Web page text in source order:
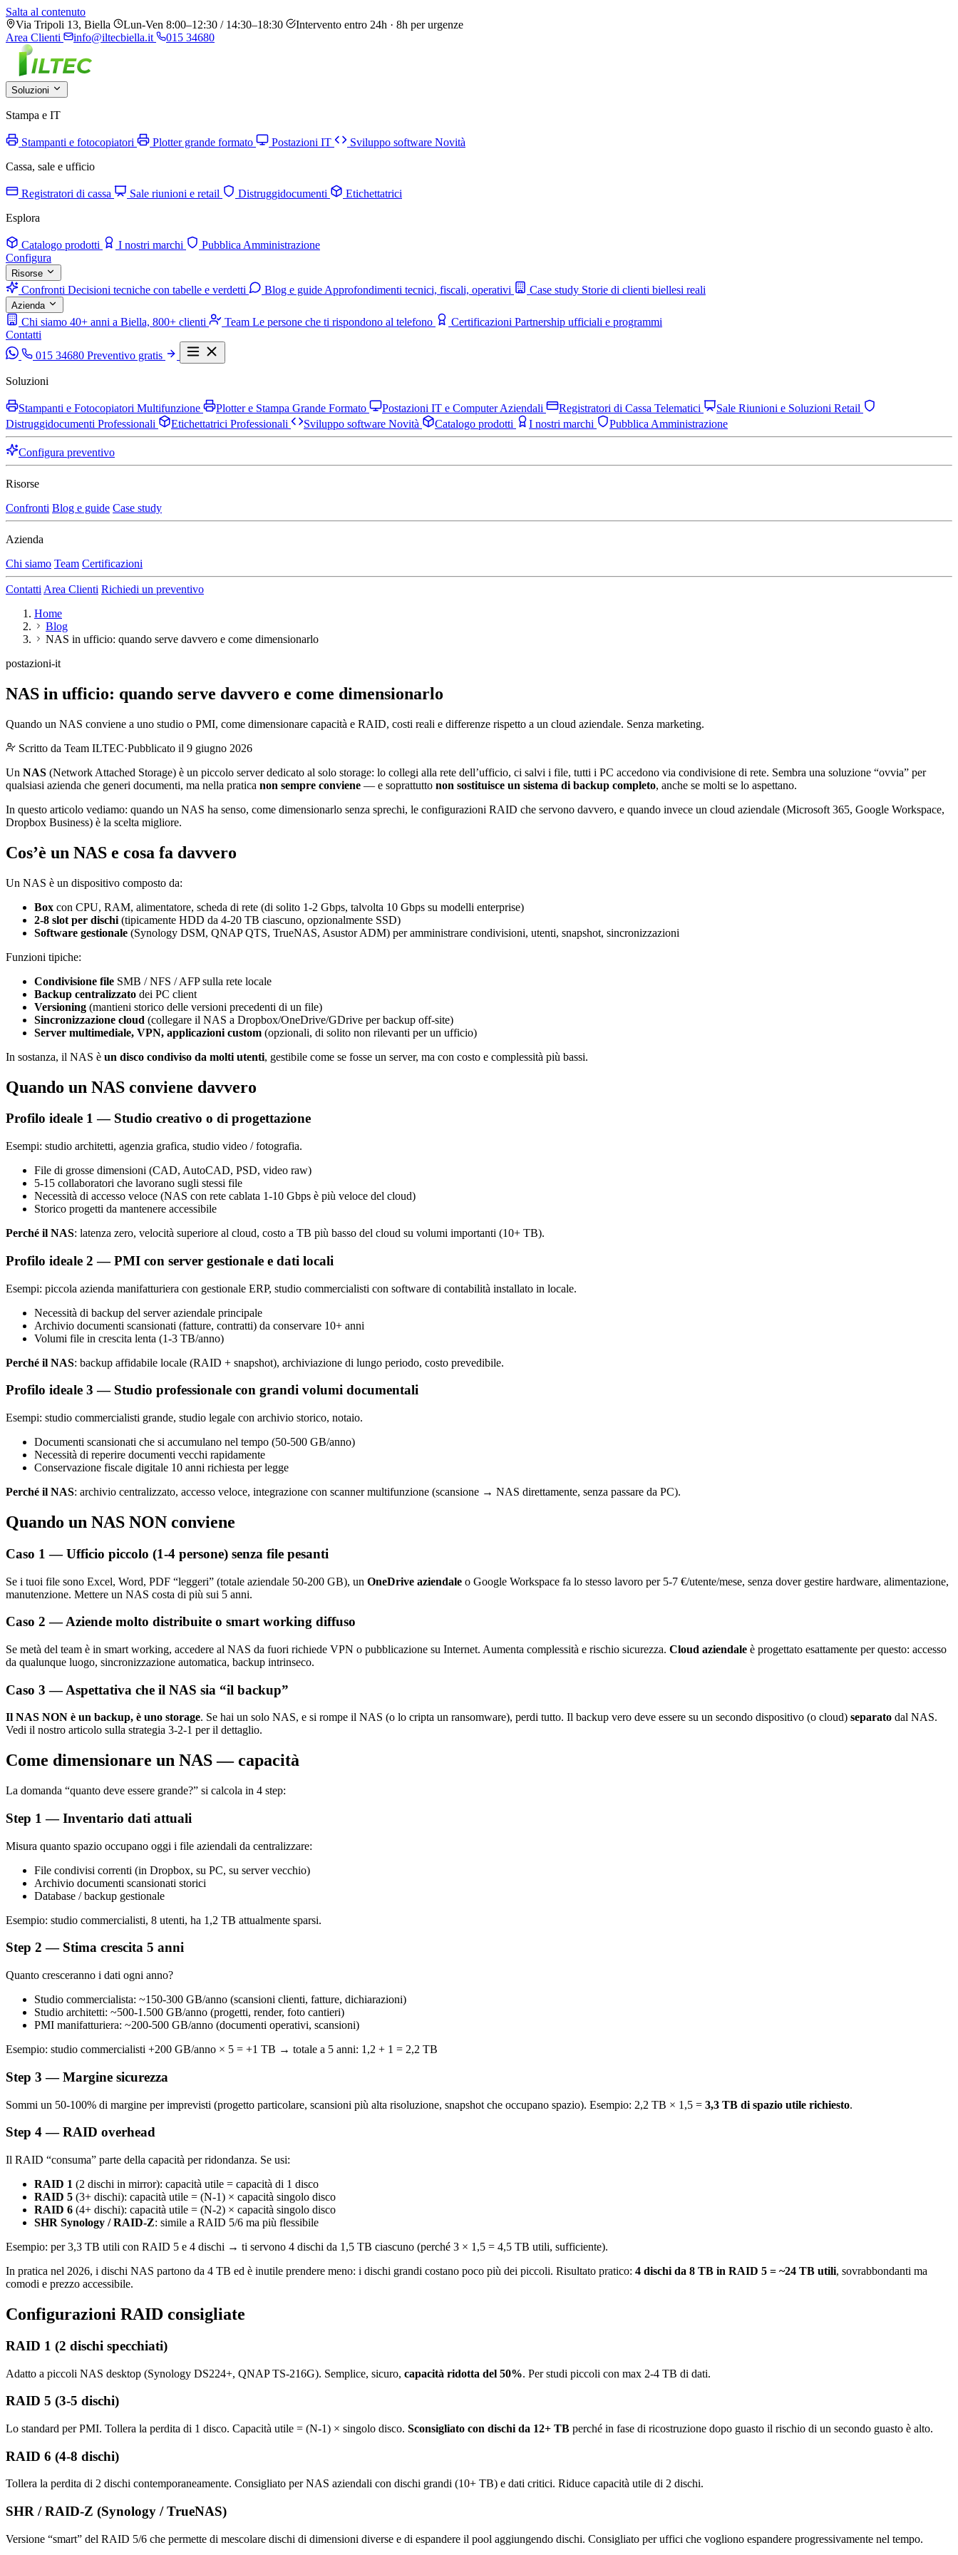
Salta al contenuto
Via Tripoli 13, Biella
Lun-Ven 8:00–12:30 / 14:30–18:30
Intervento entro 24h · 8h per urgenze
Area Clienti
info@iltecbiella.it 015 34680
Soluzioni
Stampa e IT
Stampanti e fotocopiatori Plotter grande formato Postazioni IT Sviluppo software Novità
Cassa, sale e ufficio
Registratori di cassa Sale riunioni e retail Distruggidocumenti
Etichettatrici
Esplora
Catalogo prodotti I nostri marchi
Pubblica Amministrazione
Configura
Risorse
Confronti Decisioni tecniche con tabelle e verdetti Blog e guide Approfondimenti tecnici, fiscali, operativi Case study Storie di clienti biellesi reali
Azienda
Chi siamo 40+ anni a Biella, 800+ clienti Team Le persone che ti rispondono al telefono Certificazioni Partnership ufficiali e programmi
Contatti
015 34680 Preventivo gratis
Soluzioni
Stampanti e Fotocopiatori Multifunzione Plotter e Stampa Grande Formato Postazioni IT e Computer Aziendali Registratori di Cassa Telematici
Sale Riunioni e Soluzioni Retail
Distruggidocumenti Professionali
Etichettatrici Professionali Sviluppo software Novità Catalogo prodotti I nostri marchi Pubblica Amministrazione
Configura preventivo
Risorse
Confronti Blog e guide Case study
Azienda
Chi siamo Team Certificazioni
Contatti Area Clienti Richiedi un preventivo
Home
Blog
NAS in ufficio: quando serve davvero e come dimensionarlo
postazioni-it
NAS in ufficio: quando serve davvero e come dimensionarlo
Quando un NAS conviene a uno studio o PMI, come dimensionare capacità e RAID, costi reali e differenze rispetto a un cloud aziendale. Senza marketing.
Scritto da Team ILTEC·Pubblicato il 9 giugno 2026
Un NAS (Network Attached Storage) è un piccolo server dedicato al solo storage: lo collegi alla rete dell’ufficio, ci salvi i file, tutti i PC accedono via condivisione di rete. Sembra una soluzione “ovvia” per
qualsiasi azienda che generi documenti, ma nella pratica non sempre conviene — e soprattutto non sostituisce un sistema di backup completo, anche se molti se lo aspettano.
In questo articolo vediamo: quando un NAS ha senso, come dimensionarlo senza sprechi, le configurazioni RAID che servono davvero, e quando invece un cloud aziendale (Microsoft 365, Google Workspace,
Dropbox Business) è la scelta migliore.
Cos’è un NAS e cosa fa davvero
Un NAS è un dispositivo composto da:
Box con CPU, RAM, alimentatore, scheda di rete (di solito 1-2 Gbps, talvolta 10 Gbps su modelli enterprise)
2-8 slot per dischi (tipicamente HDD da 4-20 TB ciascuno, opzionalmente SSD)
Software gestionale (Synology DSM, QNAP QTS, TrueNAS, Asustor ADM) per amministrare condivisioni, utenti, snapshot, sincronizzazioni
Funzioni tipiche:
Condivisione file SMB / NFS / AFP sulla rete locale
Backup centralizzato dei PC client
Versioning (mantieni storico delle versioni precedenti di un file)
Sincronizzazione cloud (collegare il NAS a Dropbox/OneDrive/GDrive per backup off-site)
Server multimediale, VPN, applicazioni custom (opzionali, di solito non rilevanti per un ufficio)
In sostanza, il NAS è un disco condiviso da molti utenti, gestibile come se fosse un server, ma con costo e complessità più bassi.
Quando un NAS conviene davvero
Profilo ideale 1 — Studio creativo o di progettazione
Esempi: studio architetti, agenzia grafica, studio video / fotografia.
File di grosse dimensioni (CAD, AutoCAD, PSD, video raw)
5-15 collaboratori che lavorano sugli stessi file
Necessità di accesso veloce (NAS con rete cablata 1-10 Gbps è più veloce del cloud)
Storico progetti da mantenere accessibile
Perché il NAS: latenza zero, velocità superiore al cloud, costo a TB più basso del cloud su volumi importanti (10+ TB).
Profilo ideale 2 — PMI con server gestionale e dati locali
Esempi: piccola azienda manifatturiera con gestionale ERP, studio commercialisti con software di contabilità installato in locale.
Necessità di backup del server aziendale principale
Archivio documenti scansionati (fatture, contratti) da conservare 10+ anni
Volumi file in crescita lenta (1-3 TB/anno)
Perché il NAS: backup affidabile locale (RAID + snapshot), archiviazione di lungo periodo, costo prevedibile.
Profilo ideale 3 — Studio professionale con grandi volumi documentali
Esempi: studio commercialisti grande, studio legale con archivio storico, notaio.
Documenti scansionati che si accumulano nel tempo (50-500 GB/anno)
Necessità di reperire documenti vecchi rapidamente
Conservazione fiscale digitale 10 anni richiesta per legge
Perché il NAS: archivio centralizzato, accesso veloce, integrazione con scanner multifunzione (scansione → NAS direttamente, senza passare da PC).
Quando un NAS NON conviene
Caso 1 — Ufficio piccolo (1-4 persone) senza file pesanti
Se i tuoi file sono Excel, Word, PDF “leggeri” (totale aziendale 50-200 GB), un OneDrive aziendale o Google Workspace fa lo stesso lavoro per 5-7 €/utente/mese, senza dover gestire hardware, alimentazione,
manutenzione. Mettere un NAS costa di più sui 5 anni.
Caso 2 — Aziende molto distribuite o smart working diffuso
Se metà del team è in smart working, accedere al NAS da fuori richiede VPN o pubblicazione su Internet. Aumenta complessità e rischio sicurezza. Cloud aziendale è progettato esattamente per questo: accesso
da qualunque luogo, sincronizzazione automatica, backup intrinseco.
Caso 3 — Aspettativa che il NAS sia “il backup”
Il NAS NON è un backup, è uno storage. Se hai un solo NAS, e si rompe il NAS (o lo cripta un ransomware), perdi tutto. Il backup vero deve essere su un secondo dispositivo (o cloud) separato dal NAS.
Vedi il nostro articolo sulla strategia 3-2-1 per il dettaglio.
Come dimensionare un NAS — capacità
La domanda “quanto deve essere grande?” si calcola in 4 step:
Step 1 — Inventario dati attuali
Misura quanto spazio occupano oggi i file aziendali da centralizzare:
File condivisi correnti (in Dropbox, su PC, su server vecchio)
Archivio documenti scansionati storici
Database / backup gestionale
Esempio: studio commercialisti, 8 utenti, ha 1,2 TB attualmente sparsi.
Step 2 — Stima crescita 5 anni
Quanto cresceranno i dati ogni anno?
Studio commercialista: ~150-300 GB/anno (scansioni clienti, fatture, dichiarazioni)
Studio architetti: ~500-1.500 GB/anno (progetti, render, foto cantieri)
PMI manifatturiera: ~200-500 GB/anno (documenti operativi, scansioni)
Esempio: studio commercialisti +200 GB/anno × 5 = +1 TB → totale a 5 anni: 1,2 + 1 = 2,2 TB
Step 3 — Margine sicurezza
Sommi un 50-100% di margine per imprevisti (progetto particolare, scansioni più alta risoluzione, snapshot che occupano spazio). Esempio: 2,2 TB × 1,5 = 3,3 TB di spazio utile richiesto.
Step 4 — RAID overhead
Il RAID “consuma” parte della capacità per ridondanza. Se usi:
RAID 1 (2 dischi in mirror): capacità utile = capacità di 1 disco
RAID 5 (3+ dischi): capacità utile = (N-1) × capacità singolo disco
RAID 6 (4+ dischi): capacità utile = (N-2) × capacità singolo disco
SHR Synology / RAID-Z: simile a RAID 5/6 ma più flessibile
Esempio: per 3,3 TB utili con RAID 5 e 4 dischi → ti servono 4 dischi da 1,5 TB ciascuno (perché 3 × 1,5 = 4,5 TB utili, sufficiente).
In pratica nel 2026, i dischi NAS partono da 4 TB ed è inutile prendere meno: i dischi grandi costano poco più dei piccoli. Risultato pratico: 4 dischi da 8 TB in RAID 5 = ~24 TB utili, sovrabbondanti ma
comodi e prezzo accessibile.
Configurazioni RAID consigliate
RAID 1 (2 dischi specchiati)
Adatto a piccoli NAS desktop (Synology DS224+, QNAP TS-216G). Semplice, sicuro, capacità ridotta del 50%. Per studi piccoli con max 2-4 TB di dati.
RAID 5 (3-5 dischi)
Lo standard per PMI. Tollera la perdita di 1 disco. Capacità utile = (N-1) × singolo disco. Sconsigliato con dischi da 12+ TB perché in fase di ricostruzione dopo guasto il rischio di un secondo guasto è alto.
RAID 6 (4-8 dischi)
Tollera la perdita di 2 dischi contemporaneamente. Consigliato per NAS aziendali con dischi grandi (10+ TB) e dati critici. Riduce capacità utile di 2 dischi.
SHR / RAID-Z (Synology / TrueNAS)
Versione “smart” del RAID 5/6 che permette di mescolare dischi di dimensioni diverse e di espandere il pool aggiungendo dischi. Consigliato per uffici che vogliono espandere progressivamente nel tempo.